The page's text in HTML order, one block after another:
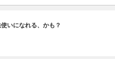
いになれる、かも？